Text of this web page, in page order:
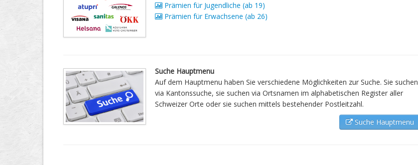
Prämien für Jugendliche (ab 19)
Prämien für Erwachsene (ab 26)
Suche Hauptmenu
Auf dem Hauptmenu haben Sie verschiedene Möglichkeiten zur Suche. Sie suchen
via Kantonssuche, sie suchen via Ortsnamen im alphabetischen Register aller
Schweizer Orte oder sie suchen mittels bestehender Postleitzahl.
Suche Hauptmenu